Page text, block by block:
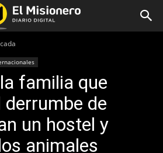
familia que
derrumbe de
un hostel y
animales